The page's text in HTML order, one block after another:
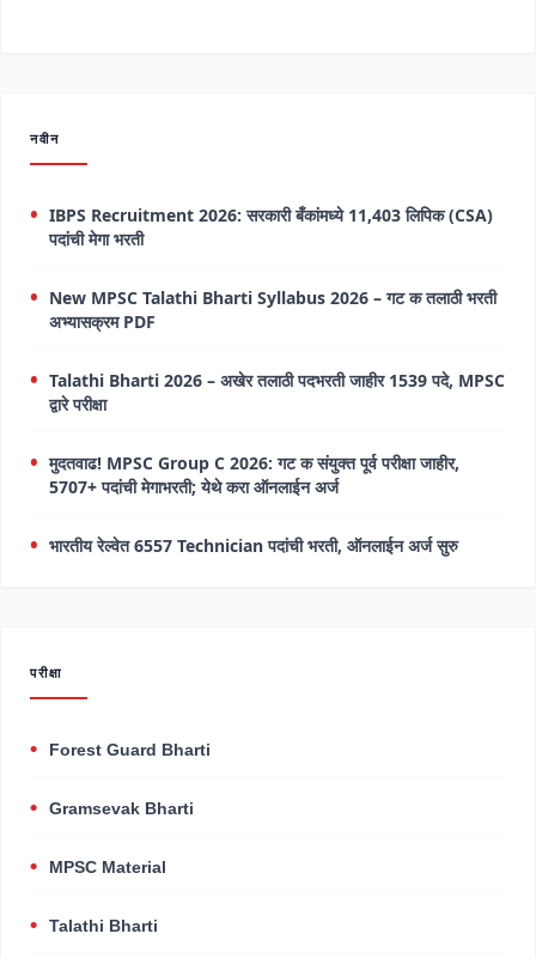
नवीन
IBPS Recruitment 2026: सरकारी बँकांमध्ये 11,403 लिपिक (CSA)
पदांची मेगा भरती
New MPSC Talathi Bharti Syllabus 2026 – गट क तलाठी भरती
अभ्यासक्रम PDF
Talathi Bharti 2026 – अखेर तलाठी पदभरती जाहीर 1539 पदे, MPSC
द्वारे परीक्षा
मुदतवाढ! MPSC Group C 2026: गट क संयुक्त पूर्व परीक्षा जाहीर,
5707+ पदांची मेगाभरती; येथे करा ऑनलाईन अर्ज
भारतीय रेल्वेत 6557 Technician पदांची भरती, ऑनलाईन अर्ज सुरु
परीक्षा
Forest Guard Bharti
Gramsevak Bharti
MPSC Material
Talathi Bharti